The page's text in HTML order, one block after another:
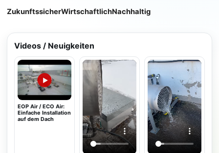
ZukunftssicherWirtschaftlichNachhaltig
Videos / Neuigkeiten
▶
EOP Air / ECO Air:
Einfache Installation
auf dem Dach